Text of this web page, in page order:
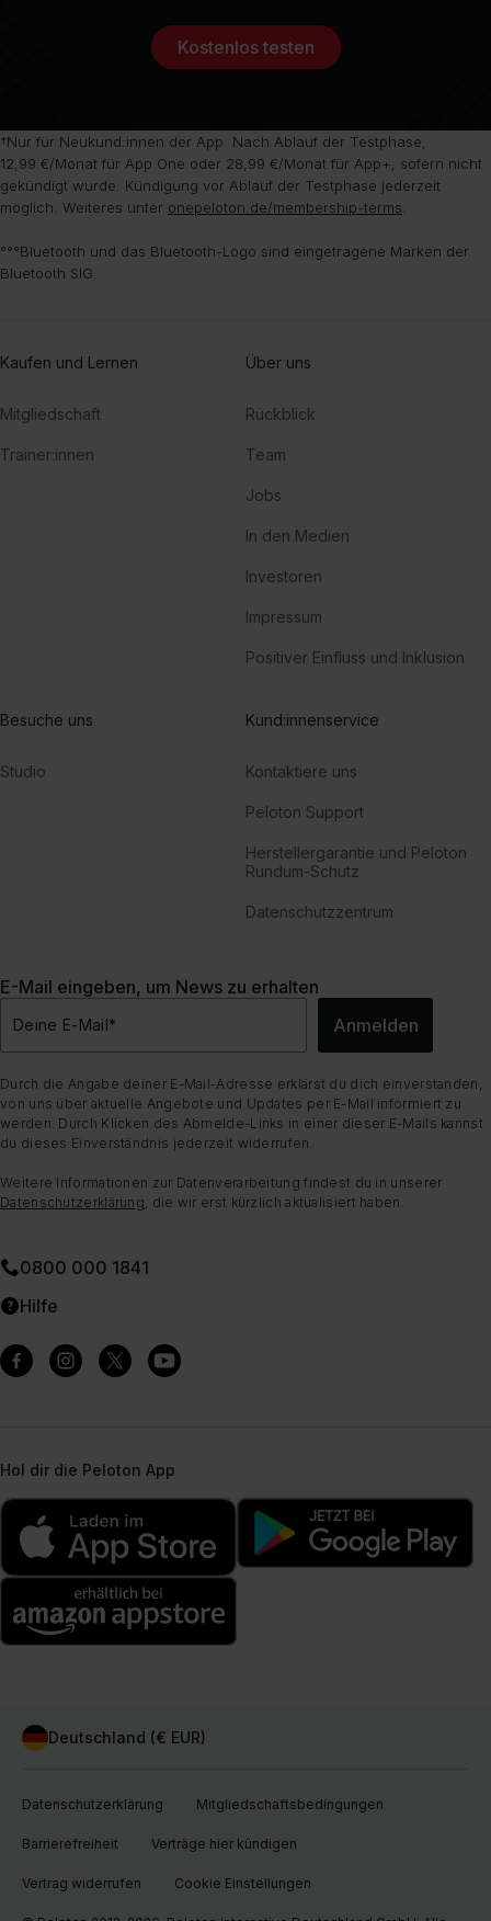
Kostenlos testen
†Nur für Neukund:innen der App. Nach Ablauf der Testphase,
12,99 €/Monat für App One oder 28,99 €/Monat für App+, sofern nicht
gekündigt wurde. Kündigung vor Ablauf der Testphase jederzeit
möglich. Weiteres unter onepeloton.de/membership-terms
°°°Bluetooth und das Bluetooth-Logo sind eingetragene Marken der
Bluetooth SIG.
Kaufen und Lernen
Mitgliedschaft
Trainer:innen
Über uns
Rückblick
Team
Jobs
In den Medien
Investoren
Impressum
Positiver Einfluss und Inklusion
Besuche uns
Studio
Kund:innenservice
Kontaktiere uns
Peloton Support
Herstellergarantie und Peloton
Rundum-Schutz
Datenschutzzentrum
E-Mail eingeben, um News zu erhalten
Deine E-Mail* Anmelden
Durch die Angabe deiner E-Mail-Adresse erklärst du dich einverstanden,
von uns über aktuelle Angebote und Updates per E-Mail informiert zu
werden. Durch Klicken des Abmelde-Links in einer dieser E-Mails kannst
du dieses Einverständnis jederzeit widerrufen.
Weitere Informationen zur Datenverarbeitung findest du in unserer
Datenschutzerklärung, die wir erst kürzlich aktualisiert haben.
0800 000 1841
Hilfe
Hol dir die Peloton App
Deutschland (€ EUR)
Datenschutzerklärung Mitgliedschaftsbedingungen
Barrierefreiheit Verträge hier kündigen
Vertrag widerrufen Cookie Einstellungen